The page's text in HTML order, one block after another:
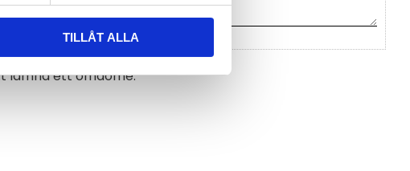
TILLÅT ALLA
lämna ett omdöme.